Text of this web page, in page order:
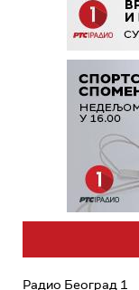
Радио Београд 1